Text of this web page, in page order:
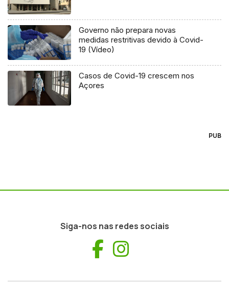
Governo não prepara novas
medidas restritivas devido à Covid-
19 (Vídeo)
Casos de Covid-19 crescem nos
Açores
PUB
Siga-nos nas redes sociais
Facebook